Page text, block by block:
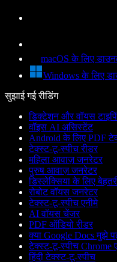
macOS के लिए
Windows के लिए
सुझाई गई रीडिंग
डिक्टेशन और वॉयस
वॉइस AI असिस्टेंट
Android के लिए PDF
टेक्स्ट-टू-स्पीच रीडर
महिला आवाज़ जनरेटर
पुरुष आवाज़ जनरेटर
डिस्लेक्सिया के लिए
रोबोट वॉयस जनरेटर
टेक्स्ट-टू-स्पीच एनीमे
AI वॉयस चेंजर
PDF ऑडियो रीडर
क्या Google Docs मुझे
टेक्स्ट-टू-स्पीच Chrome
हिंदी टेक्स्ट-टू-स्पीच